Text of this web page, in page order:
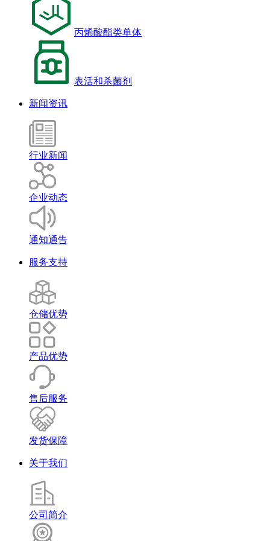
丙烯酸酯类单体
表活和杀菌剂
新闻资讯
行业新闻
企业动态
通知通告
服务支持
仓储优势
产品优势
售后服务
发货保障
关于我们
公司简介